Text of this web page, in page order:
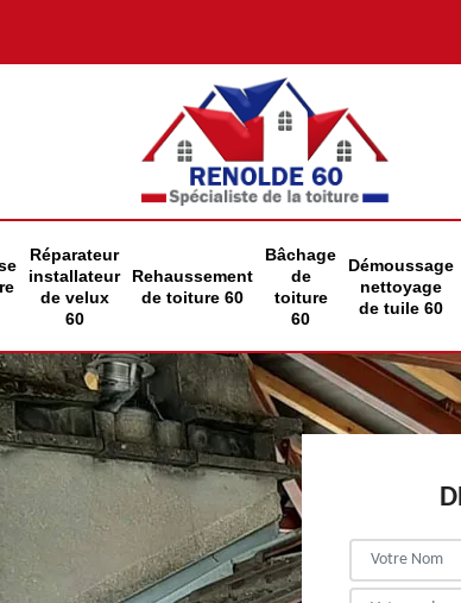
Réparateur
installateur
de velux
60
Rehaussement
de toiture 60
Bâchage
de
toiture
60
Démoussage
nettoyage
de tuile 60